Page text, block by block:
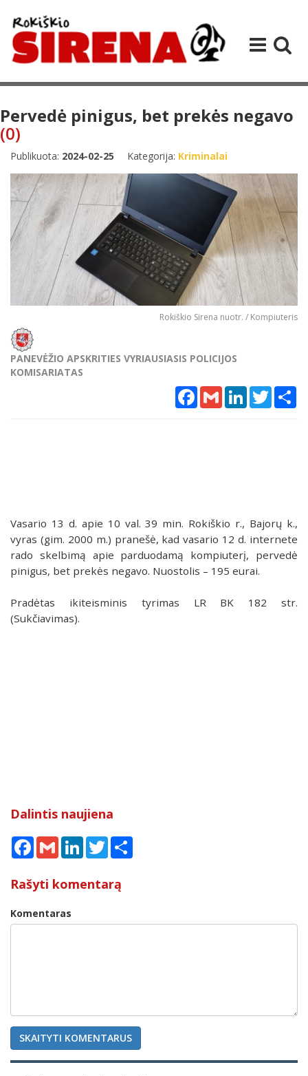
Pervedė pinigus, bet prekės negavo
(0)
Publikuota: 2024-02-25 Kategorija: Kriminalai
Rokiškio Sirena nuotr. / Kompiuteris
PANEVĖŽIO APSKRITIES VYRIAUSIASIS POLICIJOS
KOMISARIATAS
Facebook
Gmail LinkedInTwitter
Vasario 13 d. apie 10 val. 39 min. Rokiškio r., Bajorų k.,
vyras (gim. 2000 m.) pranešė, kad vasario 12 d. internete
rado skelbimą apie parduodamą kompiuterį, pervedė
pinigus, bet prekės negavo. Nuostolis – 195 eurai.
Pradėtas ikiteisminis tyrimas LR BK 182 str.
(Sukčiavimas).
Dalintis naujiena
Facebook
Gmail LinkedInTwitter
Rašyti komentarą
Komentaras
SKAITYTI KOMENTARUS